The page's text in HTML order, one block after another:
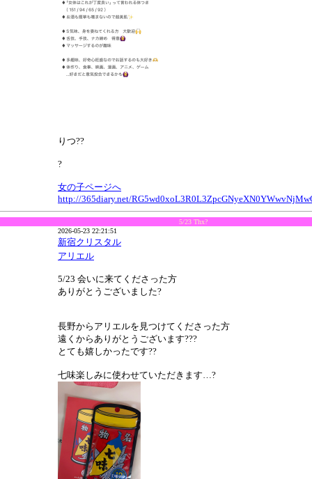
りつ??
?
女の子ページへ
http://365diary.net/
5/23 Thx?
2026-05-23 22:21:51
新宿クリスタル
アリエル
5/23 会いに来てくださった方
ありがとうございました?
長野からアリエルを見つけてくださった方
遠くからありがとうございます???
とても嬉しかったです??
七味楽しみに使わせていただきます…?